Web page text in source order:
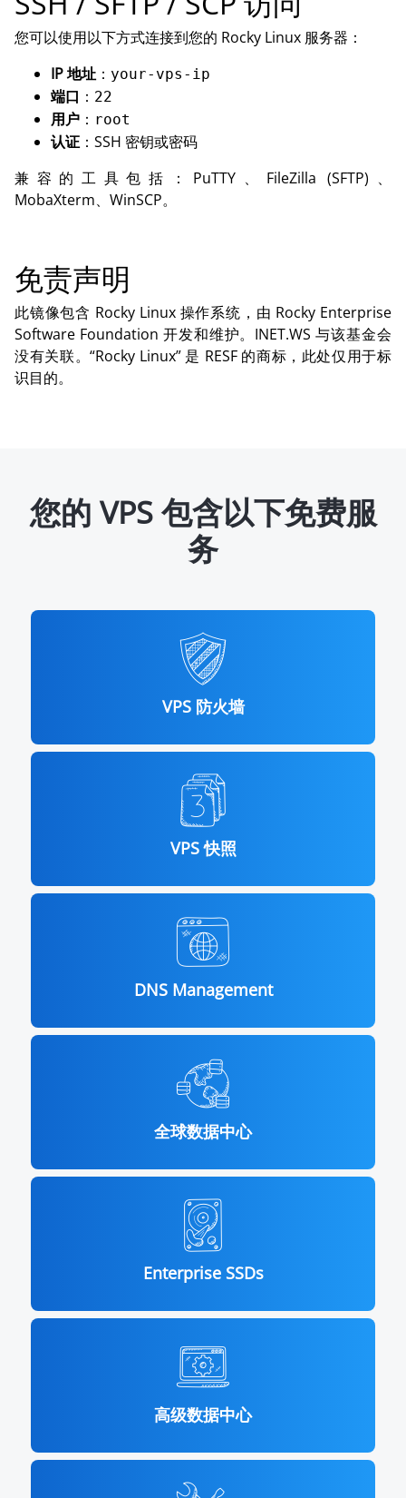
您可以使用以下方式连接到您的 Rocky Linux 服务器：
IP 地址 ： your-vps-ip
端口 ： 22
用户 ： root
认证 ：SSH 密钥或密码
兼容的工具包括：PuTTY、FileZilla (SFTP)、
MobaXterm、WinSCP。
免责声明
此镜像包含 Rocky Linux 操作系统，由 Rocky Enterprise
Software Foundation 开发和维护。INET.WS 与该基金会
没有关联。“Rocky Linux” 是 RESF 的商标，此处仅用于标
识目的。
您的 VPS 包含以下免费服
务
VPS 防火墙
VPS 快照
DNS Management
全球数据中心
Enterprise SSDs
高级数据中心